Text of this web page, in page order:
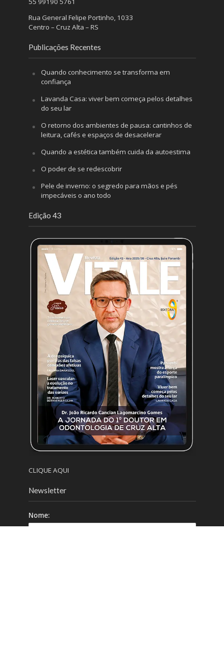
Rua General Felipe Portinho, 1033
Centro – Cruz Alta – RS
Publicações Recentes
Quando conhecimento se transforma em
confiança
Lavanda Casa: viver bem começa pelos detalhes
do seu lar
O retorno dos ambientes de pausa: cantinhos de
leitura, cafés e espaços de desacelerar
Quando a estética também cuida da autoestima
O poder de se redescobrir
Pele de inverno: o segredo para mãos e pés
impecáveis o ano todo
Edição 43
CLIQUE AQUI
Newsletter
Nome: